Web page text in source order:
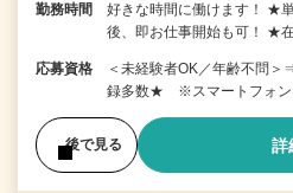
勤務時間
好きな時間に働けます！ ★
後、即お仕事開始も可！ ★
応募資格
＜未経験者OK／年齢不問
録多数★ ※スマートフォン
後で見る 詳